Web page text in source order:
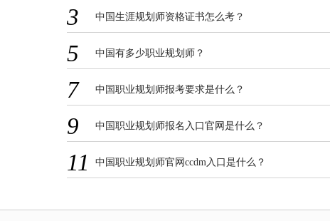
3 中国生涯规划师资格证书怎么考？
5 中国有多少职业规划师？
7 中国职业规划师报考要求是什么？
9 中国职业规划师报名入口官网是什么？
11 中国职业规划师官网ccdm入口是什么？